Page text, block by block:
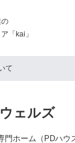
「kai」
て
ェルズ